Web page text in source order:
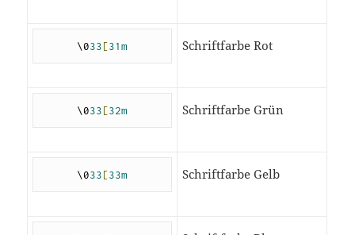
\033[31m Schriftfarbe Rot
\033[32m Schriftfarbe Grün
\033[33m Schriftfarbe Gelb